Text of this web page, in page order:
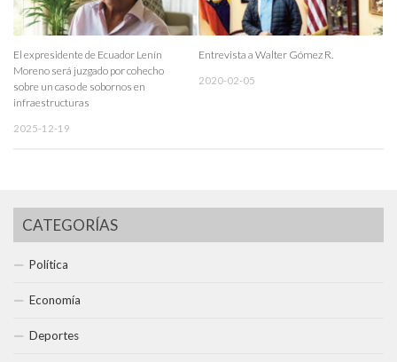
El expresidente de Ecuador Lenín
Moreno será juzgado por cohecho
sobre un caso de sobornos en
infraestructuras
2025-12-19
Entrevista a Walter Gómez R.
2020-02-05
CATEGORÍAS
Política
Economía
Deportes